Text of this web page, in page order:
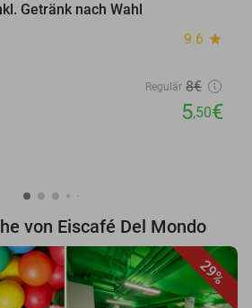
Getränk nach Wahl
9.6 star
Regulär 8€
5,50€
von Eiscafé Del Mondo
29%